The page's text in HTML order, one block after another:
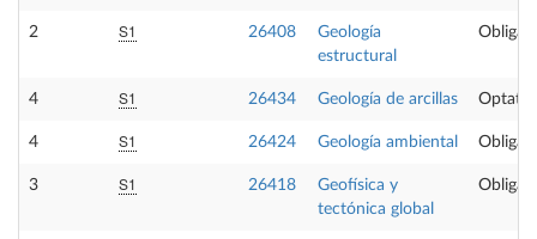
2 S1 26408
Geología
estructural
4 S1 26434 Geología de arcillas
4 S1 26424 Geología ambiental
3 S1 26418
Geofísica y
tectónica global